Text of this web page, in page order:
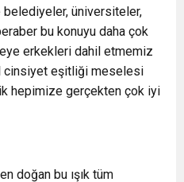
üniversiteler,
bu konuyu daha çok
erkekleri dahil etmemiz
cinsiyet eşitliği meselesi
hepimize gerçekten çok iyi
doğan bu ışık tüm